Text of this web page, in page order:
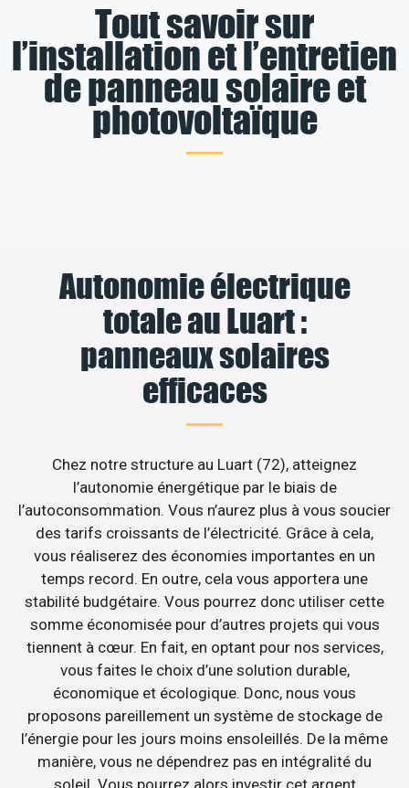
Tout savoir sur
l’installation et l’entretien
de panneau solaire et
photovoltaïque
Autonomie électrique
totale au Luart :
panneaux solaires
efficaces
Chez notre structure au Luart (72), atteignez
l’autonomie énergétique par le biais de
l’autoconsommation. Vous n’aurez plus à vous soucier
des tarifs croissants de l’électricité. Grâce à cela,
vous réaliserez des économies importantes en un
temps record. En outre, cela vous apportera une
stabilité budgétaire. Vous pourrez donc utiliser cette
somme économisée pour d’autres projets qui vous
tiennent à cœur. En fait, en optant pour nos services,
vous faites le choix d’une solution durable,
économique et écologique. Donc, nous vous
proposons pareillement un système de stockage de
l’énergie pour les jours moins ensoleillés. De la même
manière, vous ne dépendrez pas en intégralité du
soleil. Vous pourrez alors investir cet argent